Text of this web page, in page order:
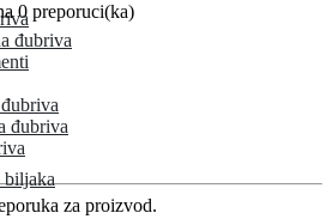
đubriva
đubriva
biljaka
0 preporuci(ka)
za proizvod.